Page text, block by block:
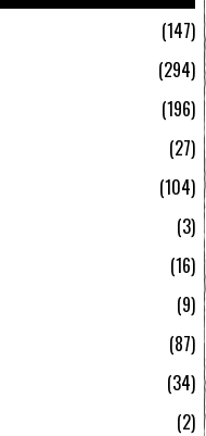
147
294
196
27
104
3
16
9
87
34
2